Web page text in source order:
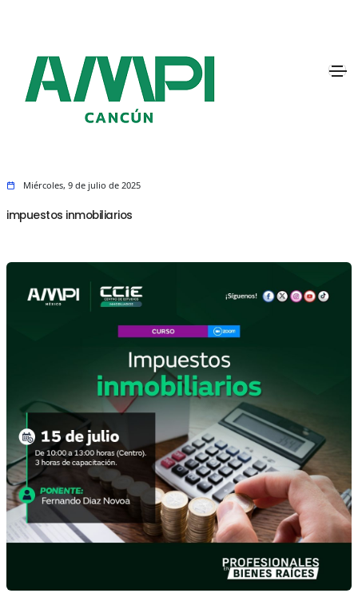
Miércoles, 9 de julio de 2025
impuestos inmobiliarios